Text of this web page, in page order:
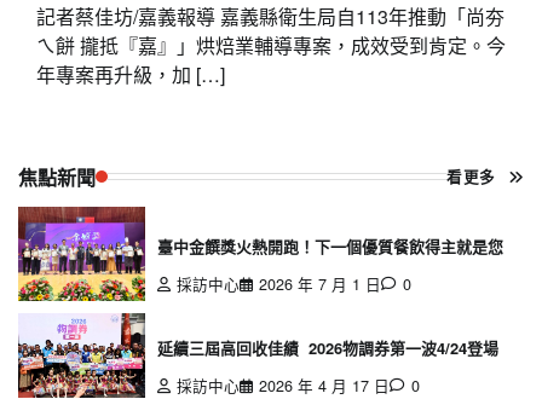
記者蔡佳坊/嘉義報導 嘉義縣衛生局自113年推動「尚夯
ㄟ餅 攏抵『嘉』」烘焙業輔導專案，成效受到肯定。今
年專案再升級，加 […]
焦點新聞 看更多
臺中金饌獎火熱開跑！下一個優質餐飲得主就是您
採訪中心
2026 年 7 月 1 日 0
延續三屆高回收佳績 2026物調券第一波4/24登場
採訪中心
2026 年 4 月 17 日 0